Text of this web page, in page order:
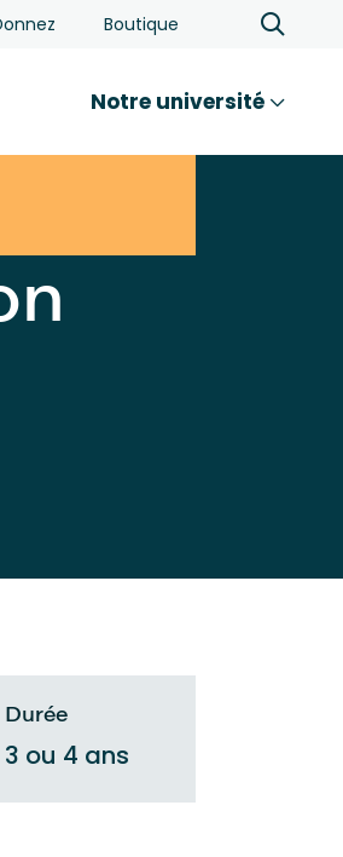
Boutique
Notre université
Durée
3 ou 4 ans